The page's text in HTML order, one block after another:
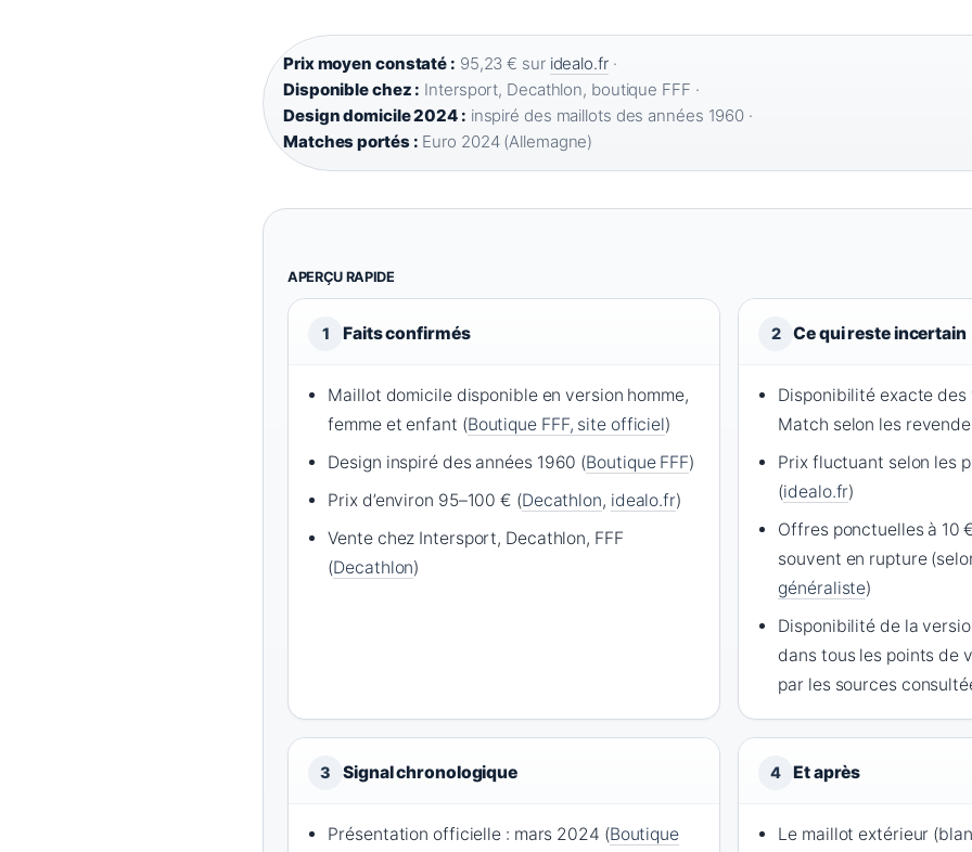
Prix moyen constaté : 95,23 € sur idealo.fr·
Disponible chez : Intersport, Decathlon, boutique FFF ·
Design domicile 2024 : inspiré des maillots des années 1960 ·
Matches portés : Euro 2024 (Allemagne)
APERÇU RAPIDE
1 Faits confirmés
Maillot domicile disponible en version homme,
femme et enfant (Boutique FFF, site officiel)
Design inspiré des années 1960 (Boutique FFF)
Prix d’environ 95–100 € (Decathlon, idealo.fr)
Vente chez Intersport, Decathlon, FFF
(Decathlon)
2 Ce qui reste incertain
Disponibilité exacte
Match selon les
Prix fluctuant selon les
(idealo.fr)
Offres ponctuelles à 10
souvent en rupture
généraliste)
Disponibilité de la
dans tous les points de
par les sources
3 Signal chronologique
Présentation officielle : mars 2024 (Boutique
4 Et après
Le maillot extérieur